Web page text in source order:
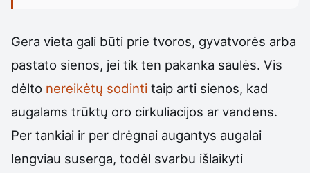
Gera vieta gali būti prie tvoros, gyvatvorės arba
pastato sienos, jei tik ten pakanka saulės. Vis
dėlto nereikėtų sodinti taip arti sienos, kad
augalams trūktų oro cirkuliacijos ar vandens.
Per tankiai ir per drėgnai augantys augalai
lengviau suserga, todėl svarbu išlaikyti